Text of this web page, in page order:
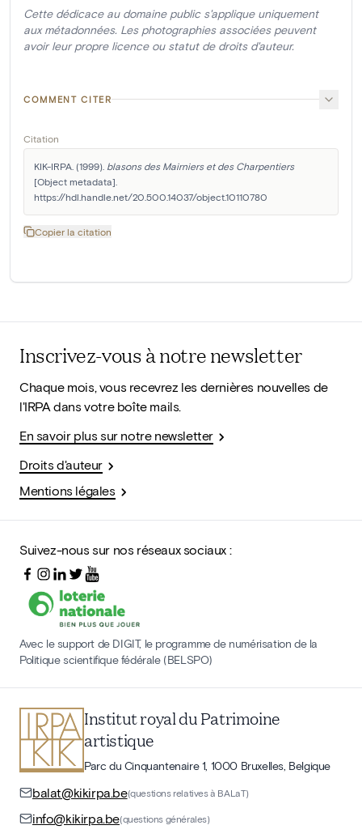
Cette dédicace au domaine public s'applique uniquement
aux métadonnées. Les photographies associées peuvent
avoir leur propre licence ou statut de droits d'auteur.
COMMENT CITER
Citation
KIK-IRPA. (1999). blasons des Mairniers et des Charpentiers
[Object metadata].
https://hdl.handle.net/20.500.14037/object.10110780
Copier la citation
Inscrivez-vous à notre newsletter
Chaque mois, vous recevrez les dernières nouvelles de
l'IRPA dans votre boîte mails.
En savoir plus sur notre newsletter
Droits d'auteur
Mentions légales
Suivez-nous sur nos réseaux sociaux :
Avec le support de DIGIT, le programme de numérisation de la
Politique scientifique fédérale (BELSPO)
Institut royal du Patrimoine
artistique
Parc du Cinquantenaire 1, 1000 Bruxelles, Belgique
balat@kikirpa.be(questions relatives à BALaT)
info@kikirpa.be(questions générales)